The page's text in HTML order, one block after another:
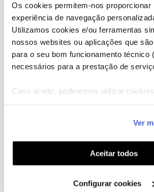
Os cookies permitem-nos proporcionar
experiência de navegação
Utilizamos cookies e/ou ferramentas
nossos websites ou aplicações que
para o seu bom funcionamento técnico
necessários para a prestação de
Caso aceite, poderemos utilizar
funcionalidades (cookies de
funcionalidade) e adaptar anúncios
(cookies de publicidade personalizada).
utilização dos cookies clicando em "
Ver
Aceitar todos
Configurar cookies
Descubra as novidades de junho
Hall of Fame de junho